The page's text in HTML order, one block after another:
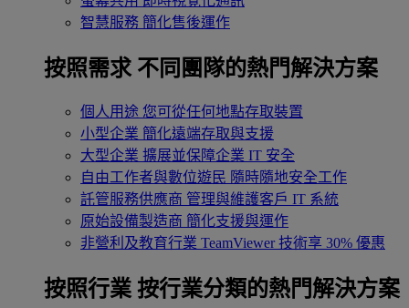
智慧服務 簡化售後運作
按照需求 不同團隊的熱門解決方案
個人用途 您可從任何地點存取裝置
小型企業 簡化遠端存取與支援
大型企業 擴展並保障企業 IT 安全
自由工作者與數位遊民 隨時隨地安全工作
託管服務供應商 管理與維護客戶 IT 系統
原始設備製造商 簡化支援與運作
非營利及教育行業 TeamViewer 技術享 30% 優惠
按照行業 按行業分類的熱門解決方案